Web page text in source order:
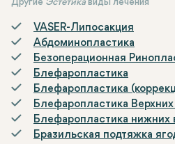
Другие Эстетика виды лечения
VASER-Липосакция
Абдоминопластика
Безоперационная
Блефаропластика
Блефаропластика
Блефаропластика
Блефаропластика нижних
Бразильская подтяжка